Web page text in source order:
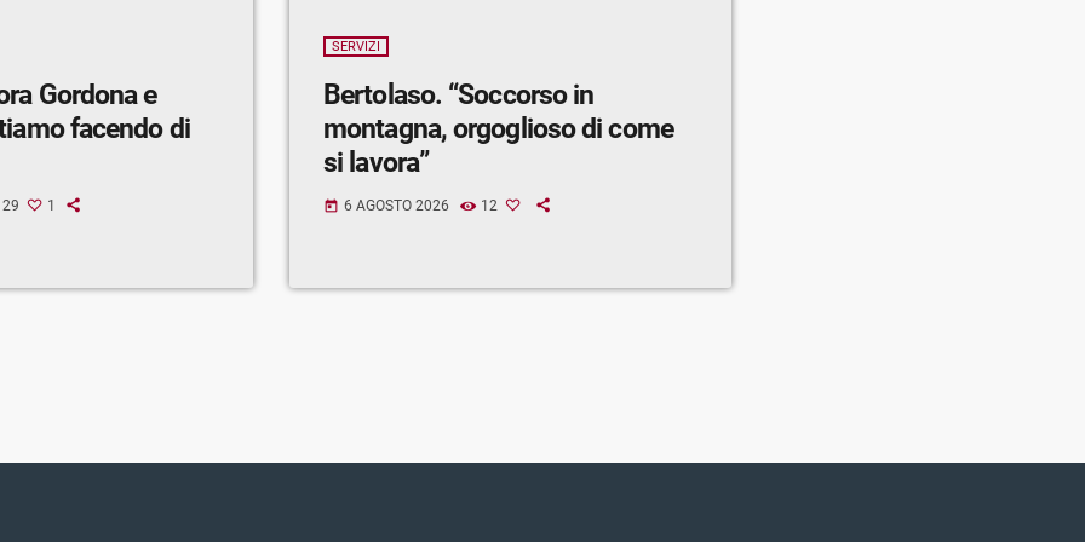
Gordona e
facendo di
29 1
SERVIZI
Bertolaso. “Soccorso in
montagna, orgoglioso di come
si lavora”
today 6 AGOSTO 2026 12